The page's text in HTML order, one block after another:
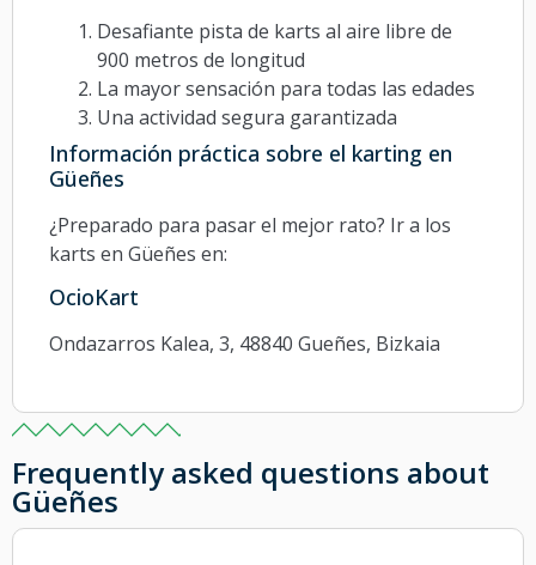
Desafiante pista de karts al aire libre de
900 metros de longitud
La mayor sensación para todas las edades
Una actividad segura garantizada
Información práctica sobre el karting en
Güeñes
¿Preparado para pasar el mejor rato? Ir a los
karts en Güeñes en:
OcioKart
Ondazarros Kalea, 3, 48840 Gueñes, Bizkaia
Frequently asked questions about
Güeñes